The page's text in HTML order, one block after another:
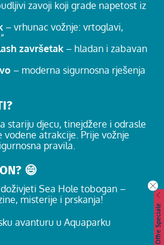
Offre Speciale
zavoji koji grade napetost iz
– vrhunac vožnje: vrtoglavi,
završetak – hladan i zabavan
– moderna sigurnosna rješenja
stariju djecu, tinejdžere i odrasle
vodene atrakcije. Prije vožnje
pravila.
😄
Sea Hole tobogan –
misterije i prskanja!
avanturu u Aquaparku